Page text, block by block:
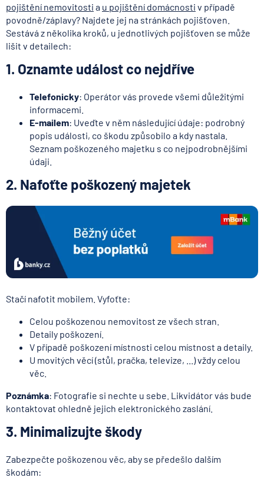
pojištění nemovitosti a u pojištění domácnosti v případě
povodně/záplavy? Najdete jej na stránkách pojišťoven.
Sestává z několika kroků, u jednotlivých pojišťoven se může
lišit v detailech:
1. Oznamte událost co nejdříve
Telefonicky: Operátor vás provede všemi důležitými
informacemi.
E-mailem: Uveďte v něm následující údaje: podrobný
popis události, co škodu způsobilo a kdy nastala.
Seznam poškozeného majetku s co nejpodrobnějšími
údaji.
2. Nafoťte poškozený majetek
Stačí nafotit mobilem. Vyfoťte:
Celou poškozenou nemovitost ze všech stran.
Detaily poškození.
V případě poškození místnosti celou místnost a detaily.
U movitých věcí (stůl, pračka, televize, ...) vždy celou
věc.
Poznámka: Fotografie si nechte u sebe. Likvidátor vás bude
kontaktovat ohledně jejich elektronického zaslání.
3. Minimalizujte škody
Zabezpečte poškozenou věc, aby se předešlo dalším
škodám: